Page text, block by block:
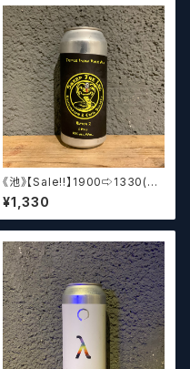
《池》【Sale‼︎】1900⇨1330(3
0%off) Equilibrium Brewer
y Sweep the leg triple IP
A【クラフトビール】
¥1,330